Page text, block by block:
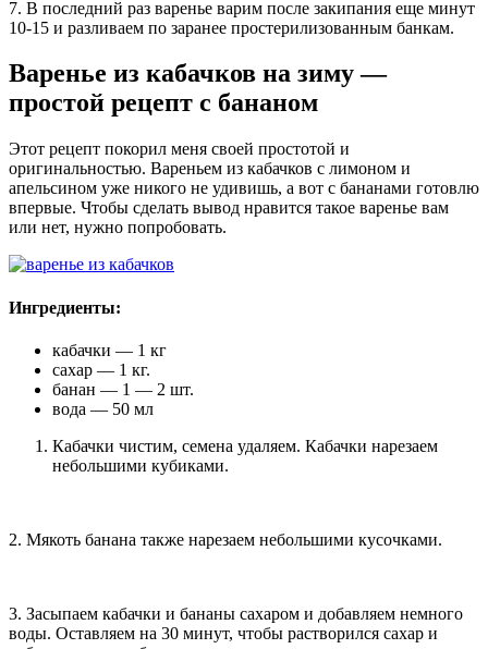
7. В последний раз варенье варим после закипания еще минут
10-15 и разливаем по заранее простерилизованным банкам.
Варенье из кабачков на зиму —
простой рецепт с бананом
Этот рецепт покорил меня своей простотой и
оригинальностью. Вареньем из кабачков с лимоном и
апельсином уже никого не удивишь, а вот с бананами готовлю
впервые. Чтобы сделать вывод нравится такое варенье вам
или нет, нужно попробовать.
Ингредиенты:
кабачки — 1 кг
сахар — 1 кг.
банан — 1 — 2 шт.
вода — 50 мл
Кабачки чистим, семена удаляем. Кабачки нарезаем
небольшими кубиками.
2. Мякоть банана также нарезаем небольшими кусочками.
3. Засыпаем кабачки и бананы сахаром и добавляем немного
воды. Оставляем на 30 минут, чтобы растворился сахар и